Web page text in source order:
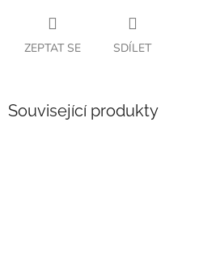
ZEPTAT SE SDÍLET
Související produkty